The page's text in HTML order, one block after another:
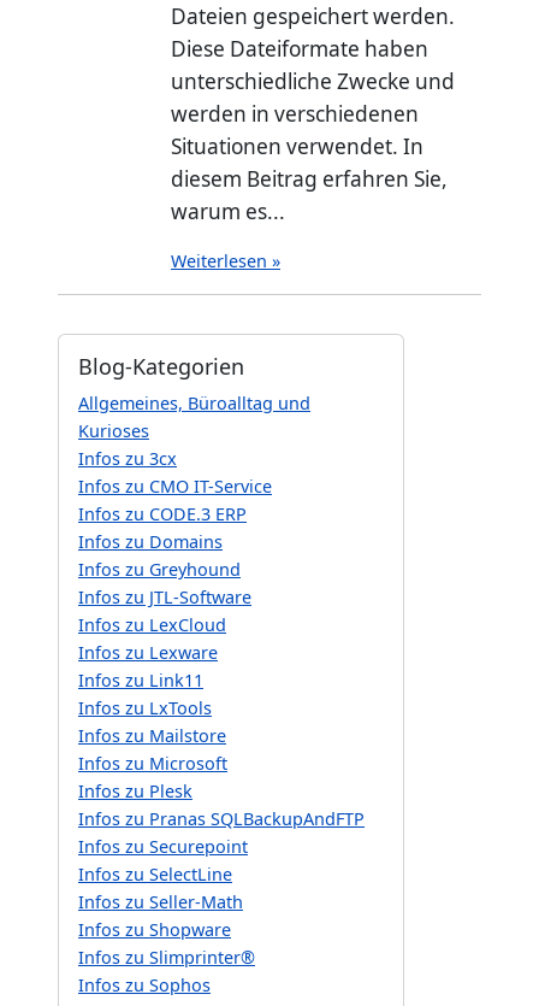
Dateien gespeichert werden.
Diese Dateiformate haben
unterschiedliche Zwecke und
werden in verschiedenen
Situationen verwendet. In
diesem Beitrag erfahren Sie,
warum es...
Weiterlesen »
Blog-Kategorien
Allgemeines, Büroalltag und
Kurioses
Infos zu 3cx
Infos zu CMO IT-Service
Infos zu CODE.3 ERP
Infos zu Domains
Infos zu Greyhound
Infos zu JTL-Software
Infos zu LexCloud
Infos zu Lexware
Infos zu Link11
Infos zu LxTools
Infos zu Mailstore
Infos zu Microsoft
Infos zu Plesk
Infos zu Pranas SQLBackupAndFTP
Infos zu Securepoint
Infos zu SelectLine
Infos zu Seller-Math
Infos zu Shopware
Infos zu Slimprinter®
Infos zu Sophos